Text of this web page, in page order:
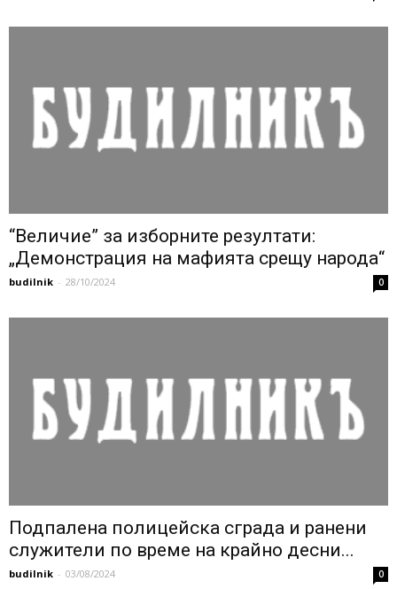
“Величие” за изборните резултати:
„Демонстрация на мафията срещу народа“
budilnik - 28/10/2024 0
Подпалена полицейска сграда и ранени
служители по време на крайно десни...
budilnik - 03/08/2024 0